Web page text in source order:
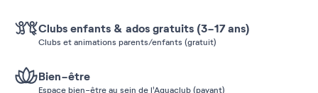
Clubs enfants & ados gratuits (3-17 ans)
Clubs et animations parents/enfants (gratuit)
Bien-être
Espace bien-être au sein de l'Aquaclub (payant)